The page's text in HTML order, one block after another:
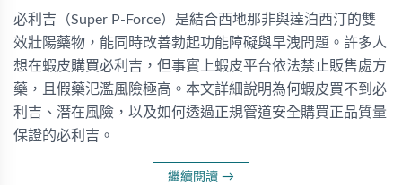
必利吉（Super P-Force）是結合西地那非與達泊西汀的雙
效壯陽藥物，能同時改善勃起功能障礙與早洩問題。許多人
想在蝦皮購買必利吉，但事實上蝦皮平台依法禁止販售處方
藥，且假藥氾濫風險極高。本文詳細說明為何蝦皮買不到必
利吉、潛在風險，以及如何透過正規管道安全購買正品質量
保證的必利吉。
繼續閱讀 →